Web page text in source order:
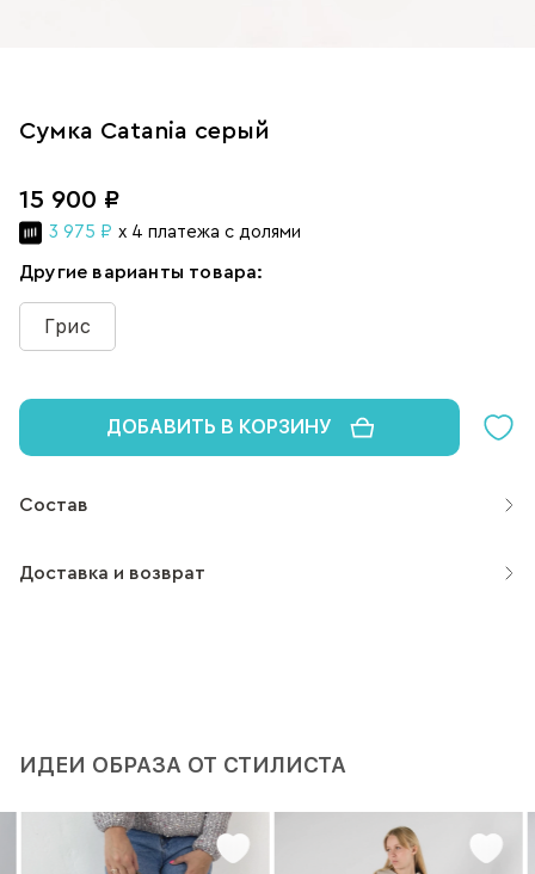
Сумка Catania серый
15 900 ₽
3 975 ₽ x 4 платежа с долями
Другие варианты товара:
Грис
ДОБАВИТЬ В КОРЗИНУ
Состав
Доставка и возврат
ИДЕИ ОБРАЗА ОТ СТИЛИСТА